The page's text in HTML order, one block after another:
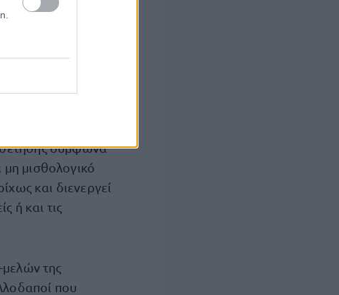
της τοπικής
θέσεις
σύμφωνα
μη μισθολογικό
και διενεργεί
ή και τις
της
που